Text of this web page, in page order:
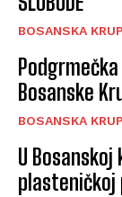
BOSANSKA
Bosanske
BOSANSKA
U
plasteničkoj